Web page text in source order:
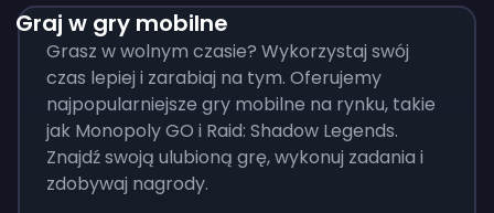
Graj w gry mobilne
Grasz w wolnym czasie? Wykorzystaj swój
czas lepiej i zarabiaj na tym. Oferujemy
najpopularniejsze gry mobilne na rynku, takie
jak Monopoly GO i Raid: Shadow Legends.
Znajdź swoją ulubioną grę, wykonuj zadania i
zdobywaj nagrody.